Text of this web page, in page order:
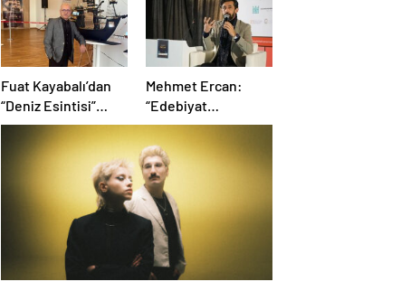
Fuat Kayabalı’dan
“Deniz Esintisi”
Sergisi: Sosyal
Farkındalıkla Sanat
Mehmet Ercan:
“Edebiyat
Matematikten Daha
Problemli Bir
Mesele”